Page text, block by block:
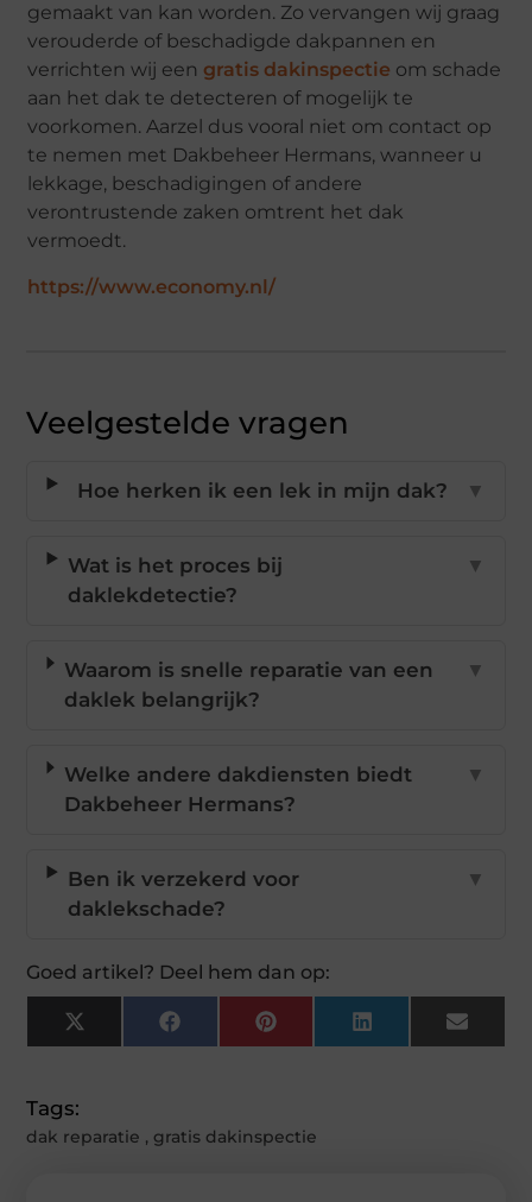
gemaakt van kan worden. Zo vervangen wij graag
verouderde of beschadigde dakpannen en
verrichten wij eengratis dakinspectie om schade
aan het dak te detecteren of mogelijk te
voorkomen. Aarzel dus vooral niet om contact op
te nemen met Dakbeheer Hermans, wanneer u
lekkage, beschadigingen of andere
verontrustende zaken omtrent het dak
vermoedt.
https://www.economy.nl/
Veelgestelde vragen
Hoe herken ik een lek in mijn dak? ▼
Wat is het proces bij
daklekdetectie?
▼
Waarom is snelle reparatie van een
daklek belangrijk?
▼
Welke andere dakdiensten biedt
Dakbeheer Hermans?
▼
Ben ik verzekerd voor
daklekschade?
▼
Goed artikel? Deel hem dan op:
X
(Twitter)
FacebookPinterestLinkedInEmail
Tags:
dak reparatie , gratis dakinspectie